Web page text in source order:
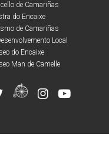
de Camariñas
do Encaixe
de Camariñas
Local
do Encaixe
Man de Camelle